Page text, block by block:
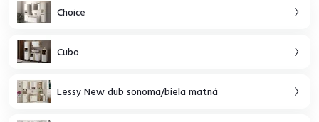
Choice
Cubo
Lessy New dub sonoma/biela matná